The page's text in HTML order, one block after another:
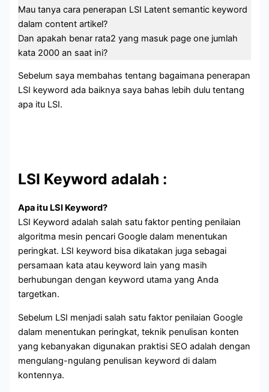
Mau tanya cara penerapan LSI Latent semantic keyword
dalam content artikel?
Dan apakah benar rata2 yang masuk page one jumlah
kata 2000 an saat ini?
Sebelum saya membahas tentang bagaimana penerapan
LSI keyword ada baiknya saya bahas lebih dulu tentang
apa itu LSI.
LSI Keyword adalah :
Apa itu LSI Keyword?
LSI Keyword adalah salah satu faktor penting penilaian
algoritma mesin pencari Google dalam menentukan
peringkat. LSI keyword bisa dikatakan juga sebagai
persamaan kata atau keyword lain yang masih
berhubungan dengan keyword utama yang Anda
targetkan.
Sebelum LSI menjadi salah satu faktor penilaian Google
dalam menentukan peringkat, teknik penulisan konten
yang kebanyakan digunakan praktisi SEO adalah dengan
mengulang-ngulang penulisan keyword di dalam
kontennya.